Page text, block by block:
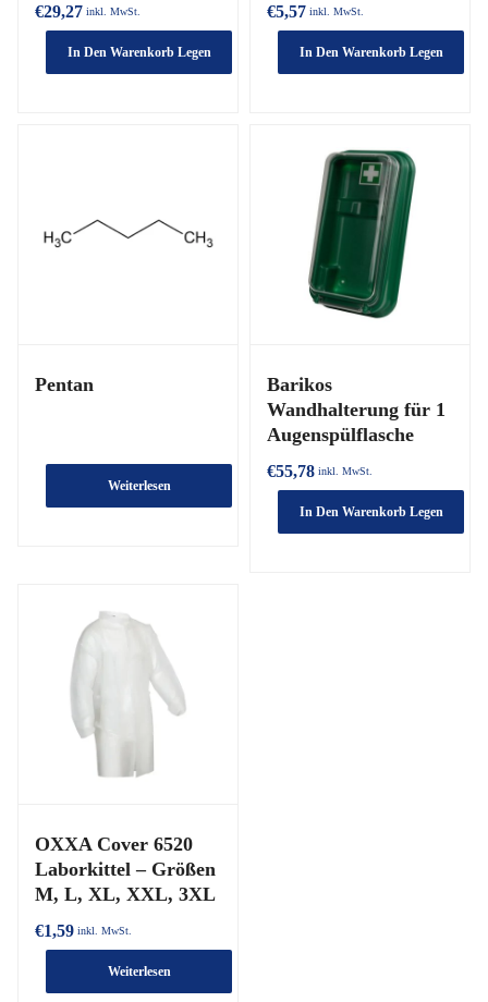
€29,27 inkl. MwSt.
In Den Warenkorb Legen
€5,57 inkl. MwSt.
In Den Warenkorb Legen
Pentan
Weiterlesen
Barikos
Wandhalterung für 1
Augenspülflasche
€55,78 inkl. MwSt.
In Den Warenkorb Legen
OXXA Cover 6520
Laborkittel – Größen
M, L, XL, XXL, 3XL
€1,59 inkl. MwSt.
Weiterlesen